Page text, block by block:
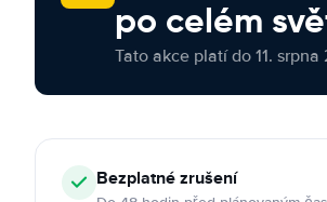
po celém
Tato akce platí do 11.
Bezplatné zrušení